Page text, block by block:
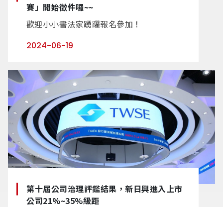
賽」開始徵件囉~~
歡迎小小書法家踴躍報名參加！
2024-06-19
第十屆公司治理評鑑結果，新日興進入上市
公司21%~35%級距